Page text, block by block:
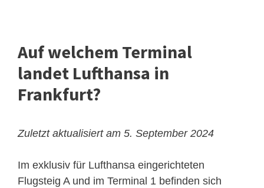
Auf welchem Terminal
landet Lufthansa in
Frankfurt?
Zuletzt aktualisiert am 5. September 2024
Im exklusiv für Lufthansa eingerichteten
Flugsteig A und im Terminal 1 befinden sich